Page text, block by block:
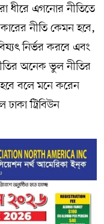
ধীরে এগনোর নীতিতে
নীতি কেমন হবে,
নির্ভর করবে এবং
অনেক ভুল নীতির
বলে মনে করেন
ঢাকা ট্রিবিউন